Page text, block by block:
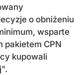
o obniżeniu
wsparte
pakietem CPN
kupowali